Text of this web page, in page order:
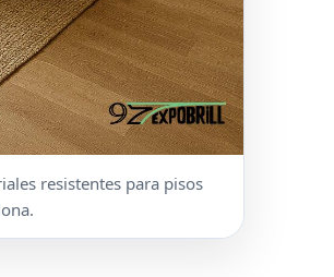
resistentes para pisos